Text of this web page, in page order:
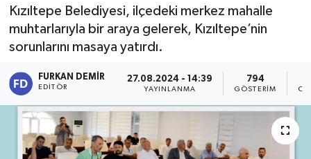
Kızıltepe Belediyesi, ilçedeki merkez mahalle
muhtarlarıyla bir araya gelerek, Kızıltepe’nin
sorunlarını masaya yatırdı.
FURKAN DEMIR
EDITÖR
27.08.2024 - 14:39
YAYINLANMA
794
GÖSTERIM
Süper Lig Puan Durumu ve Fikstür
Haber Arşivi